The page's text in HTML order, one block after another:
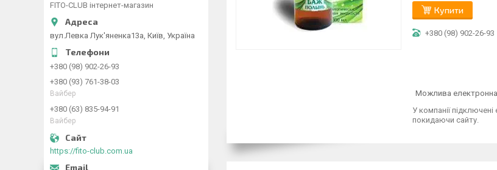
Купити
+380 (98) 902-26-93
У компанії
покидаючи сайту.
FITO-CLUB інтернет-магазин
вул.Левка Лук'яненка13а, Київ, Україна
+380 (98) 902-26-93
+380 (93) 761-38-03
Вайбер
+380 (63) 835-94-91
Вайбер
https://fito-club.com.ua